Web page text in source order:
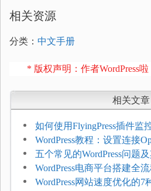
相关资源
分类： 中文手册
* 版权声明：作者WordPress
相关文章
如何使用FlyingPress插件监
网页指标（CWV）
WordPress教程：设置连接
化
五个常见的WordPress问题
WordPress电商平台搭建全
键部署
WordPress网站速度优化的7